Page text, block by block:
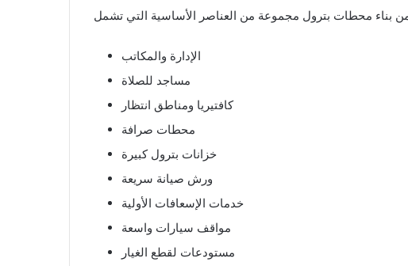
الإدارة والمكاتب
مساجد للصلاة
كافتيريا ومناطق انتظار
محطات صرافة
خزانات بترول كبيرة
ورش صيانة سريعة
خدمات الإسعافات الأولية
مواقف سيارات واسعة
مستودعات لقطع الغيار